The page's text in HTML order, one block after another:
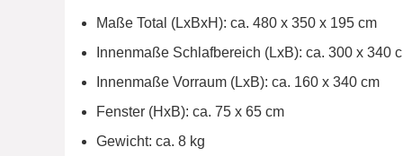
Maße Total (LxBxH): ca. 480 x 350 x 195 cm
Innenmaße Schlafbereich (LxB): ca. 300 x 340
Innenmaße Vorraum (LxB): ca. 160 x 340 cm
Fenster (HxB): ca. 75 x 65 cm
Gewicht: ca. 8 kg